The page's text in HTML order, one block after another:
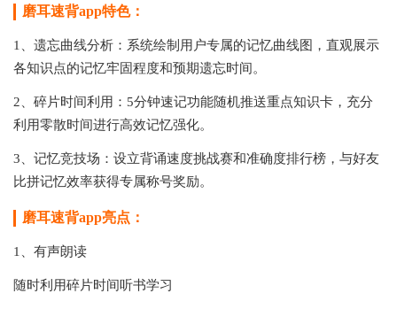
磨耳速背app特色：
1、遗忘曲线分析：系统绘制用户专属的记忆曲线图，直观展示
各知识点的记忆牢固程度和预期遗忘时间。
2、碎片时间利用：5分钟速记功能随机推送重点知识卡，充分
利用零散时间进行高效记忆强化。
3、记忆竞技场：设立背诵速度挑战赛和准确度排行榜，与好友
比拼记忆效率获得专属称号奖励。
磨耳速背app亮点：
1、有声朗读
随时利用碎片时间听书学习